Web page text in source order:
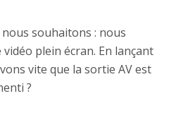
nous souhaitons : nous
plein écran. En lançant
vite que la sortie AV est
?